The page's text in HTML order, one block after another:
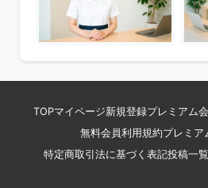
TOPマイページ新規登録プレミアム
無料会員利用規約プレミア
特定商取引法に基づく表記投稿一覧